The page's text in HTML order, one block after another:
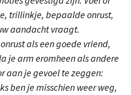
trillinkje, bepaalde onrust,
aandacht vraagt.
als een goede vriend,
je arm eromheen als andere
aan je gevoel te zeggen:
ben je misschien weer weg,